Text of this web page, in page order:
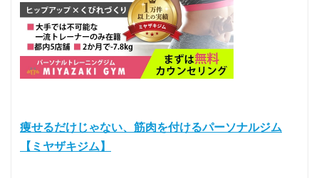
痩せるだけじゃない、筋肉を付けるパーソナルジム
【ミヤザキジム】